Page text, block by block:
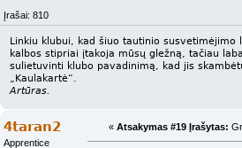
Įrašai: 810
Linkiu klubui, kad šiuo tautinio susvetimėjimo
kalbos stipriai įtakoja mūsų gležną, tačiau
sulietuvinti klubo pavadinimą, kad jis
„Kaulakartė“.
Artūras.
4taran2
Apprentice
« Atsakymas #19 Įrašytas: